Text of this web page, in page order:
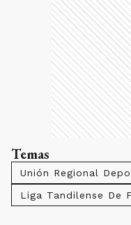
Temas
Unión Regional
Liga Tandilense De